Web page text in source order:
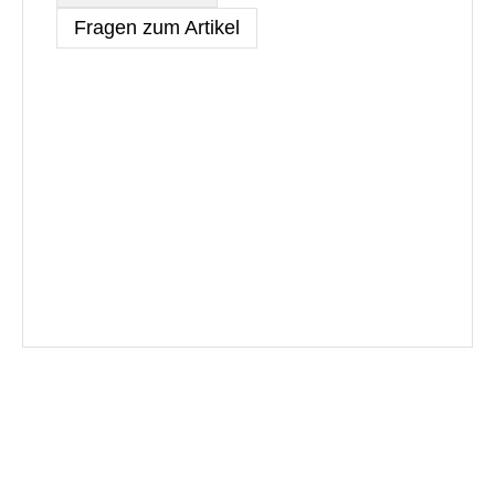
Fragen zum Artikel